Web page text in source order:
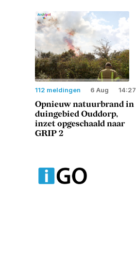
112 meldingen 6 Aug 14:27
Opnieuw natuurbrand in
duingebied Ouddorp,
inzet opgeschaald naar
GRIP 2